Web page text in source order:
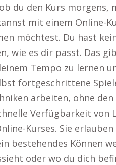
du den Kurs
mit einem Online-
möchtest. Du hast
wie es dir passt. Das
Tempo zu lernen
fortgeschrittene
arbeiten, ohne
Verfügbarkeit
Kurses. Sie
bestehendes Können
oder wo du dich